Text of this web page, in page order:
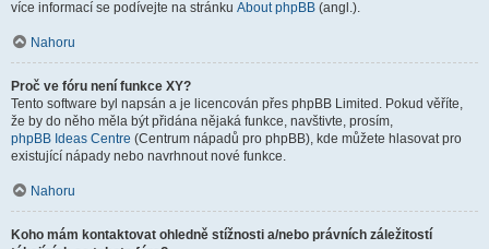
více informací se podívejte na stránku About phpBB (angl.).
Nahoru
Proč ve fóru není funkce XY?
Tento software byl napsán a je licencován přes phpBB Limited. Pokud věříte,
že by do něho měla být přidána nějaká funkce, navštivte, prosím,
phpBB Ideas Centre (Centrum nápadů pro phpBB), kde můžete hlasovat pro
existující nápady nebo navrhnout nové funkce.
Nahoru
Koho mám kontaktovat ohledně stížnosti a/nebo právních záležitostí